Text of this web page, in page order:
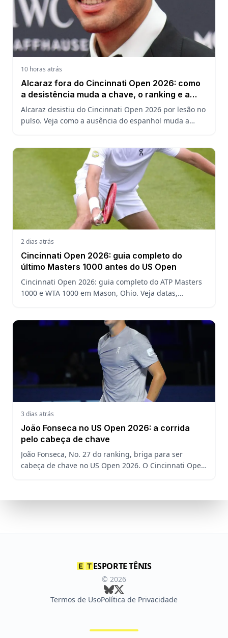
10 horas atrás
Alcaraz fora do Cincinnati Open 2026: como
a desistência muda a chave, o ranking e a
defesa do US Open
Alcaraz desistiu do Cincinnati Open 2026 por lesão no
pulso. Veja como a ausência do espanhol muda a
2 dias atrás
Cincinnati Open 2026: guia completo do
último Masters 1000 antes do US Open
Cincinnati Open 2026: guia completo do ATP Masters
1000 e WTA 1000 em Mason, Ohio. Veja datas,
3 dias atrás
João Fonseca no US Open 2026: a corrida
pelo cabeça de chave
João Fonseca, No. 27 do ranking, briga para ser
cabeça de chave no US Open 2026. O Cincinnati Open
ESPORTE TÊNIS
© 2026
Termos de UsoPolítica de Privacidade